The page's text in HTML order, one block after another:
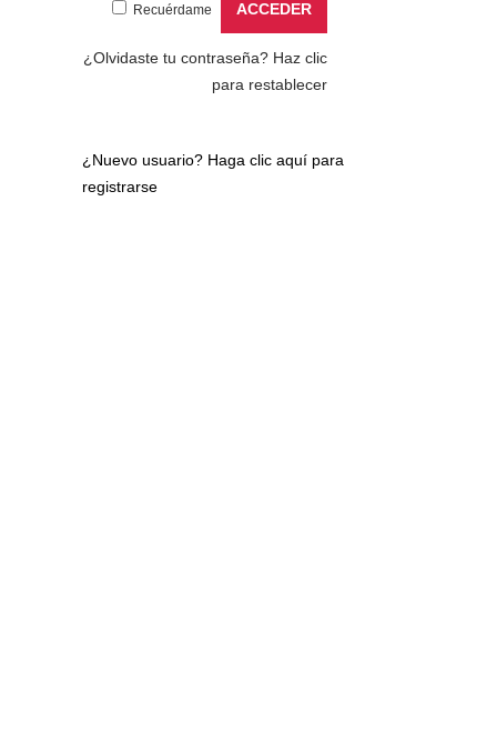
Recuérdame
¿Olvidaste tu contraseña? Haz clic
para restablecer
¿Nuevo usuario? Haga clic aquí para
registrarse